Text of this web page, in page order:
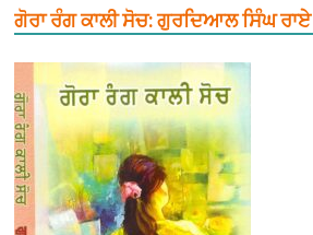
ਗੋਰਾ ਰੰਗ ਕਾਲੀ ਸੋਚ: ਗੁਰਦਿਆਲ ਸਿੰਘ ਰਾਏ